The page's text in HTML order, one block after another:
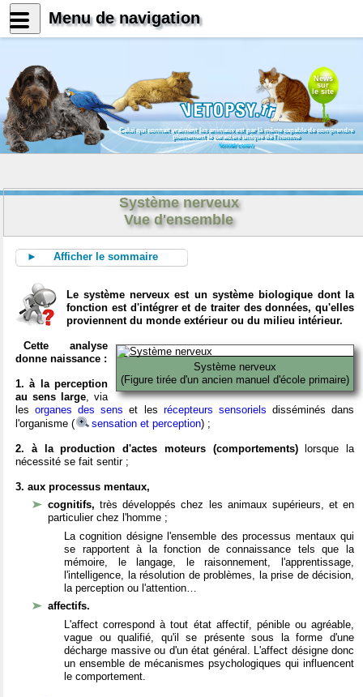
News
sur
le site
Celui qui connait vraiment les animaux est par là même capable de comprendre
pleinement le caractère unique de l'homme
Konrad Lorenz
Système nerveux
Vue d'ensemble
► Afficher le sommaire
Le système nerveux est un système biologique dont la
fonction est d'intégrer et de traiter des données, qu'elles
proviennent du monde extérieur ou du milieu intérieur.
Système nerveux
(Figure tirée d'un ancien manuel d'école primaire)
Cette analyse
donne naissance :
1. à la perception
au sens large, via
lesorganes des sens et les récepteurs sensoriels disséminés dans
l'organisme (
sensation et perception) ;
2. à la production d'actes moteurs (comportements)lorsque la
nécessité se fait sentir ;
3. aux processus mentaux,
cognitifs,très développés chez les animaux supérieurs, et en
particulier chez l'homme ;
La cognition désigne l'ensemble des processus mentaux qui
se rapportent à la fonction de connaissance tels que la
mémoire, le langage, le raisonnement, l'apprentissage,
l'intelligence, la résolution de problèmes, la prise de décision,
la perception ou l'attention…
affectifs.
L'affect correspond à tout état affectif, pénible ou agréable,
vague ou qualifié, qu'il se présente sous la forme d'une
décharge massive ou d'un état général. L'affect désigne donc
un ensemble de mécanismes psychologiques qui influencent
le comportement.
Menu de navigation